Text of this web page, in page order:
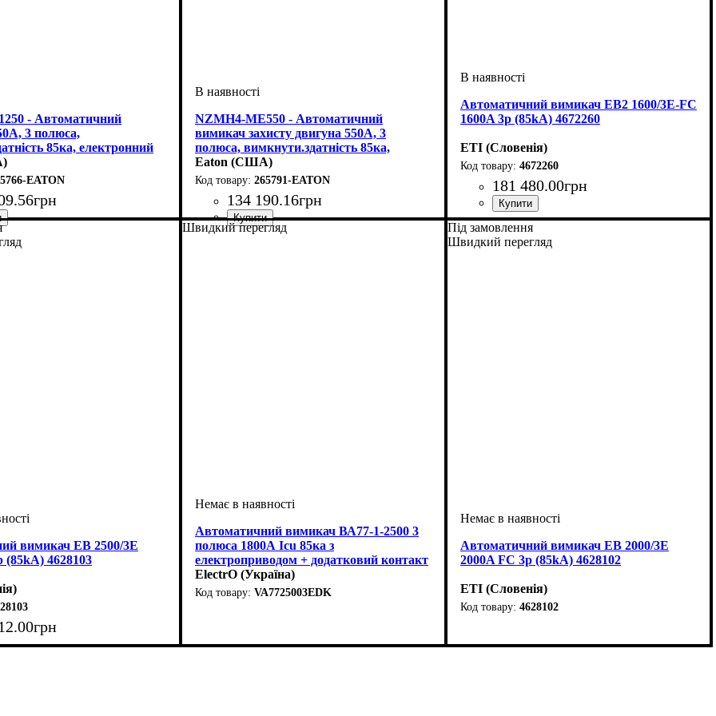
- Автоматичний
3 полюса,
85ка, електронний
EATON
.56грн
: автомат
струм, АkA
електронний (LSI)
NZMH4-ME550 - Автоматичний
вимикач захисту двигуна 550А, 3
полюса, вимкнути.здатність 85ка,
електронний розчіплювач
Eaton (США)
265791-EATON
134 190.16грн
Обладнання: автомат
Номінальний струм, А
Кількість полюсів
Струм: AC
Вимикаюча здатність, kA
Розчіплювач: електронний (LSI)
Серія: NZM4
Автоматичний вимикач EB2 1600/3E-FC
1600A 3p (85kA) 4672260
ETI (Словенія)
4672260
181 480.00грн
Обладнання: автомат
Номінальний струм, А: 1600
Кількість полюсів: 3
Вимикаюча здатність, kA: 85
Розчіплювач: тепловий і електромагнітний
(ТМ)
Серія: EB2
вимикач EB 2500/3E
(85kA) 4628103
.00грн
: автомат
струм, А: 2500
: 3 kA: 85
електронний (LSI)
Швидкий перегляд
Автоматичний вимикач ВА77-1-2500 3
полюса 1800А Icu 85ка з
електроприводом + додатковий контакт
ElectrO (Україна)
VA7725003EDK
Під замовлення
Швидкий перегляд
Автоматичний вимикач EB 2000/3E
2000A FC 3p (85kA) 4628102
ETI (Словенія)
4628102